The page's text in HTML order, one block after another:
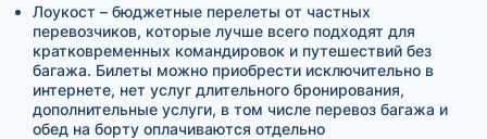
Лоукост – бюджетные перелеты от частных
перевозчиков, которые лучше всего подходят для
кратковременных командировок и путешествий без
багажа. Билеты можно приобрести исключительно в
интернете, нет услуг длительного бронирования,
дополнительные услуги, в том числе перевоз багажа и
обед на борту оплачиваются отдельно